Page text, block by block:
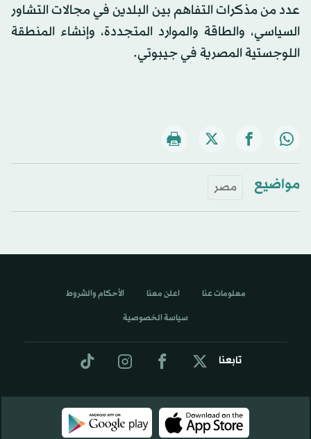
عدد من مذكرات التفاهم بين البلدين في مجالات التشاور
السياسي، والطاقة والموارد المتجددة، وإنشاء المنطقة
اللوجستية المصرية في جيبوتي.
مواضيع مصر
تابعنا
معلومات عنا اعلن معنا الأحكام والشروط
سياسة الخصوصية